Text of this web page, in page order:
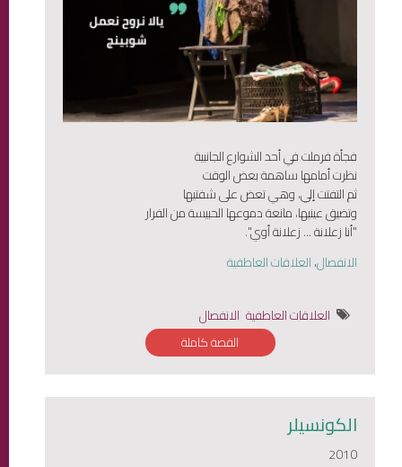
فجأة فرملت في أحد الشوارع الجانبية
نظرت أمامها ساهمة بعض الوقت
ثم التفتت إلي، وهي تعض على شفتيها
وتضيق عينيها، مانعة دموعها الحبيسة من الفرار
"أنا زعلانة ... زعلانة أوي".
الانفصال،العلاقات العاطفية
العلاقات العاطفية الانفصال
القصة كاملة
الكونسيلر
2010